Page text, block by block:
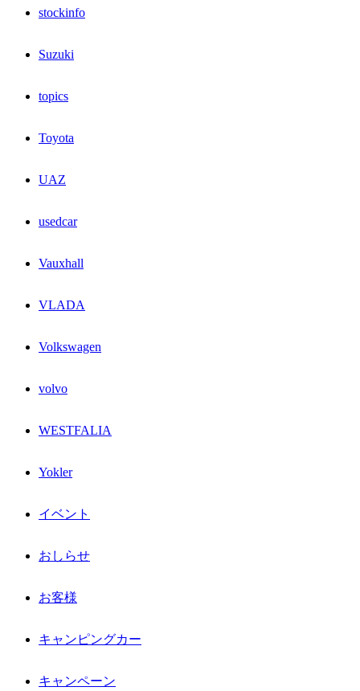
stockinfo
Suzuki
topics
Toyota
UAZ
usedcar
Vauxhall
VLADA
Volkswagen
volvo
WESTFALIA
Yokler
イベント
おしらせ
お客様
キャンピングカー
キャンペーン